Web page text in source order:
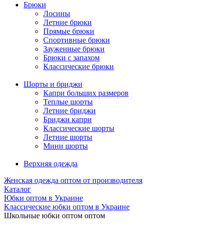
Брюки
Лосины
Летние брюки
Прямые брюки
Спортивные брюки
Зауженные брюки
Брюки с запахом
Классические брюки
Шорты и бриджи
Капри больших размеров
Теплые шорты
Летние бриджи
Бриджи капри
Классические шорты
Летние шорты
Мини шорты
Верхняя одежда
Женская одежда оптом от производителя
Каталог
Юбки оптом в Украине
Классические юбки оптом в Украине
Школьные юбки оптом оптом